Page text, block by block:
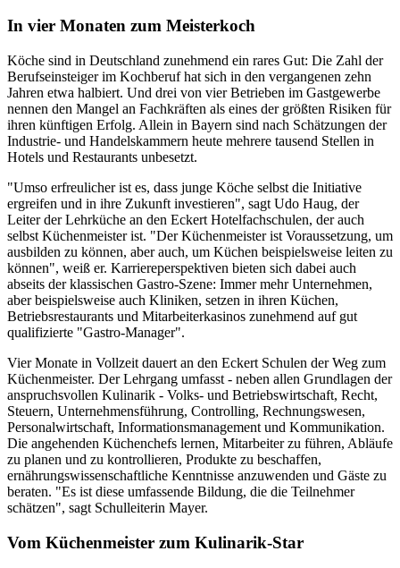
In vier Monaten zum Meisterkoch
Köche sind in Deutschland zunehmend ein rares Gut: Die Zahl der
Berufseinsteiger im Kochberuf hat sich in den vergangenen zehn
Jahren etwa halbiert. Und drei von vier Betrieben im Gastgewerbe
nennen den Mangel an Fachkräften als eines der größten Risiken für
ihren künftigen Erfolg. Allein in Bayern sind nach Schätzungen der
Industrie- und Handelskammern heute mehrere tausend Stellen in
Hotels und Restaurants unbesetzt.
"Umso erfreulicher ist es, dass junge Köche selbst die Initiative
ergreifen und in ihre Zukunft investieren", sagt Udo Haug, der
Leiter der Lehrküche an den Eckert Hotelfachschulen, der auch
selbst Küchenmeister ist. "Der Küchenmeister ist Voraussetzung, um
ausbilden zu können, aber auch, um Küchen beispielsweise leiten zu
können", weiß er. Karriereperspektiven bieten sich dabei auch
abseits der klassischen Gastro-Szene: Immer mehr Unternehmen,
aber beispielsweise auch Kliniken, setzen in ihren Küchen,
Betriebsrestaurants und Mitarbeiterkasinos zunehmend auf gut
qualifizierte "Gastro-Manager".
Vier Monate in Vollzeit dauert an den Eckert Schulen der Weg zum
Küchenmeister. Der Lehrgang umfasst - neben allen Grundlagen der
anspruchsvollen Kulinarik - Volks- und Betriebswirtschaft, Recht,
Steuern, Unternehmensführung, Controlling, Rechnungswesen,
Personalwirtschaft, Informationsmanagement und Kommunikation.
Die angehenden Küchenchefs lernen, Mitarbeiter zu führen, Abläufe
zu planen und zu kontrollieren, Produkte zu beschaffen,
ernährungswissenschaftliche Kenntnisse anzuwenden und Gäste zu
beraten. "Es ist diese umfassende Bildung, die die Teilnehmer
schätzen", sagt Schulleiterin Mayer.
Vom Küchenmeister zum Kulinarik-Star